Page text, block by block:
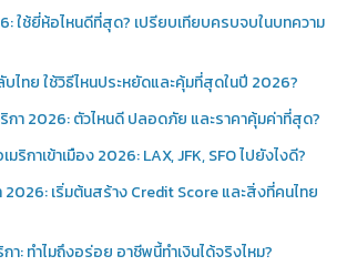
ใช้ยี่ห้อไหนดีที่สุด? เปรียบเทียบครบจบในบทความ
บไทย ใช้วิธีไหนประหยัดและคุ้มที่สุดในปี 2026?
กา 2026: ตัวไหนดี ปลอดภัย และราคาคุ้มค่าที่สุด?
ริกาเข้าเมือง 2026: LAX, JFK, SFO ไปยังไงดี?
2026: เริ่มต้นสร้าง Credit Score และสิ่งที่คนไทย
กา: ทำไมถึงอร่อย อาชีพนี้ทำเงินได้จริงไหม?